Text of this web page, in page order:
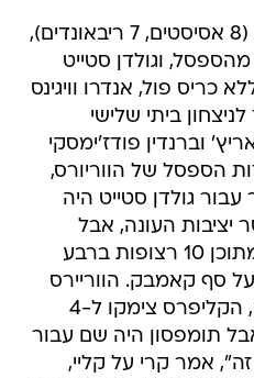
סטפן קרי קלע 26 נקודות (8 אסיסטים, 7 ריבאונדים),
ג'ונתן קומינגה בלט עם 17 מהספסל, וגולדן סטייט
פול, אנדרו וויגינס
ביתי שלישי
וברנדין פודז'ימסקי
43 מ-44 נקודות הספסל של הווריורס,
גולדן סטייט היה
יציבות העונה, אבל
הלילה קלע 22 נקודות - מתוכן 10 רצופות ברבע
סף קאמבק. הווריירס
הוליכו ב-18 בחצי הראשון, הקליפרס צימקו ל-4
אבל תומפסון היה שם עבור
זה", אמר קרי על קליי,